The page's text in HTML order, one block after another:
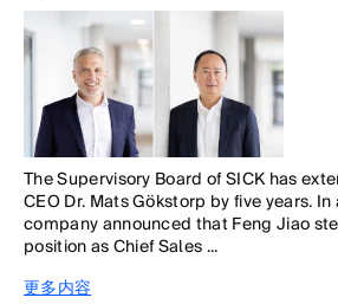
The Supervisory Board of SICK has
CEO Dr. Mats Gökstorp by five years.
company announced that Feng Jiao
position as Chief Sales ...
更多内容